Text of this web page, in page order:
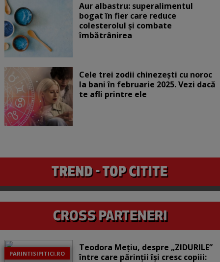
Aur albastru: superalimentul
bogat în fier care reduce
colesterolul și combate
îmbătrânirea
Cele trei zodii chinezești cu noroc
la bani în februarie 2025. Vezi dacă
te afli printre ele
PARINTISIPITICI.RO
Teodora Mețiu, despre „ZIDURILE”
între care părinții își cresc copiii: